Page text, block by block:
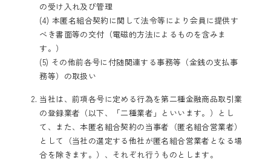
の受け入れ及び管理
(4) 本匿名組合契約に関して法令等により会員に提供す
べき書面等の交付（電磁的方法によるものを含みま
す。）
(5) その他前各号に付随関連する事務等（金銭の支払事
務等）の取扱い
当社は、前項各号に定める行為を第二種金融商品取引業
の登録業者（以下、「二種業者」といいます。）とし
て、また、本匿名組合契約の当事者（匿名組合営業者）
として（当社の選定する他社が匿名組合営業者となる場
合を除きます。）、それぞれ行うものとします。